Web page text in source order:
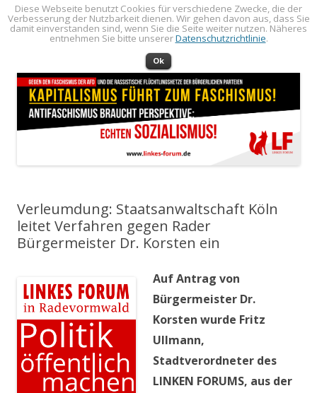
LINKES FORUM
Politik öffentlich machen!
Menü Zum Inhalt springen
Verleumdung: Staatsanwaltschaft Köln
leitet Verfahren gegen Rader
Bürgermeister Dr. Korsten ein
Auf Antrag von
Bürgermeister Dr.
Korsten wurde Fritz
Ullmann,
Stadtverordneter des
LINKEN FORUMS, aus der
Diese Webseite benutzt Cookies für verschiedene Zwecke, die der
Verbesserung der Nutzbarkeit dienen. Wir gehen davon aus, dass Sie
damit einverstanden sind, wenn Sie die Seite weiter nutzen. Näheres
entnehmen Sie bitte unsererDatenschutzrichtlinie.
Ok